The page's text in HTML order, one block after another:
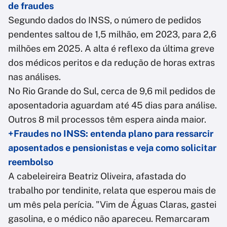
de fraudes
Segundo dados do INSS, o número de pedidos
pendentes saltou de 1,5 milhão, em 2023, para 2,6
milhões em 2025. A alta é reflexo da última greve
dos médicos peritos e da redução de horas extras
nas análises.
No Rio Grande do Sul, cerca de 9,6 mil pedidos de
aposentadoria aguardam até 45 dias para análise.
Outros 8 mil processos têm espera ainda maior.
+Fraudes no INSS: entenda plano para ressarcir
aposentados e pensionistas e veja como solicitar
reembolso
A cabeleireira Beatriz Oliveira, afastada do
trabalho por tendinite, relata que esperou mais de
um mês pela perícia. "Vim de Águas Claras, gastei
gasolina, e o médico não apareceu. Remarcaram